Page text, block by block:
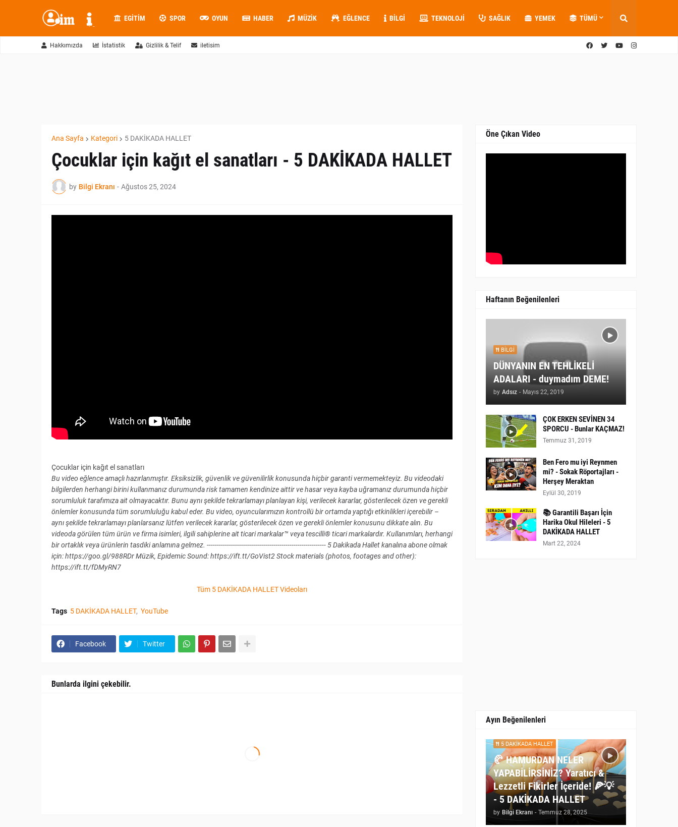
EGITIM SPOR OYUN HABER MÜZIK EĞLENCE BILGI TEKNOLOJI SAĞLIK YEMEK TÜMÜ
Hakkımızda İstatistik Gizlilik & Telif iletisim
Ana Sayfa Kategori 5 DAKİKADA HALLET
Çocuklar için kağıt el sanatları - 5 DAKİKADA HALLET
by Bilgi Ekranı - Ağustos 25, 2024
Çocuklar için kağıt el sanatları
Bu video eğlence amaçlı hazırlanmıştır. Eksiksizlik, güvenlik ve güvenilirlik konusunda hiçbir garanti vermemekteyiz. Bu videodaki
bilgilerden herhangi birini kullanmanız durumunda risk tamamen kendinize aittir ve hasar veya kayba uğramanız durumunda hiçbir
sorumluluk tarafımıza ait olmayacaktır. Bunu aynı şekilde tekrarlamayı planlayan kişi, verilecek kararlar, gösterilecek özen ve gerekli
önlemler konusunda tüm sorumluluğu kabul eder. Bu video, oyuncularımızın kontrollü bir ortamda yaptığı etkinlikleri içerebilir –
aynı şekilde tekrarlamayı planlarsanız lütfen verilecek kararlar, gösterilecek özen ve gerekli önlemler konusunu dikkate alın. Bu
videoda görülen tüm ürün ve firma isimleri, ilgili sahiplerine ait ticari markalar™ veya tescilli® ticari markalardır. Kullanımları, herhangi
bir ortaklık veya ürünlerin tasdiki anlamına gelmez. ----------------------------------------------------------- 5 Dakikada Hallet kanalına abone olmak
için: https://goo.gl/988RDr Müzik, Epidemic Sound: https://ift.tt/GoVist2 Stock materials (photos, footages and other):
https://ift.tt/fDMyRN7
Tüm 5 DAKİKADA HALLET Videoları
Tags 5 DAKİKADA HALLET YouTube
Facebook Twitter
Bunlarda ilgini çekebilir.
Öne Çıkan Video
Haftanın Beğenilenleri
BILGI
DÜNYANIN EN TEHLİKELİ
ADALARI - duymadım DEME!
by Adsız - Mayıs 22, 2019
ÇOK ERKEN SEVİNEN 34
SPORCU - Bunlar KAÇMAZ!
Temmuz 31, 2019
Ben Fero mu iyi Reynmen
mi? - Sokak Röportajları -
Herşey Meraktan
Eylül 30, 2019
📚 Garantili Başarı İçin
Harika Okul Hileleri - 5
DAKİKADA HALLET
Mart 22, 2024
Ayın Beğenilenleri
5 DAKİKADA HALLET
🥐 HAMURDAN NELER
YAPABİLİRSİNİZ? Yaratıcı &
Lezzetli Fikirler İçeride! 🍕💡
- 5 DAKİKADA HALLET
by Bilgi Ekranı - Temmuz 28, 2025